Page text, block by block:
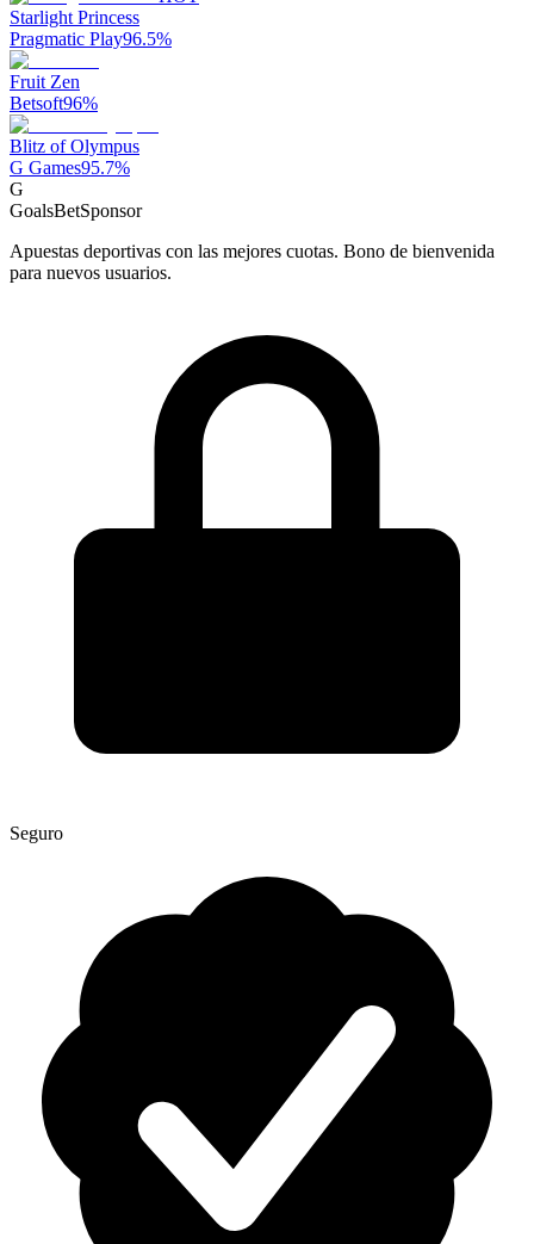
Starlight Princess
Pragmatic Play96.5%
Fruit Zen
Betsoft96%
Blitz of Olympus
G Games95.7%
G
GoalsBetSponsor
Apuestas deportivas con las mejores cuotas. Bono de bienvenida
para nuevos usuarios.
Seguro